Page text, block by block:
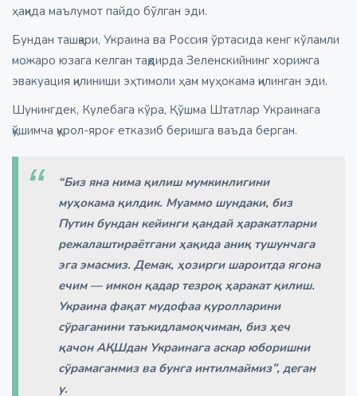
ҳақида маълумот пайдо бўлган эди.
Бундан ташқари, Украина ва Россия ўртасида кенг кўламли
можаро юзага келган тақдирда Зеленскийнинг хорижга
эвакуация қилиниши эҳтимоли ҳам муҳокама қилинган эди.
Шунингдек, Кулебага кўра, Қўшма Штатлар Украинага
қўшимча қурол-яроғ етказиб беришга ваъда берган.
“Биз яна нима қилиш мумкинлигини
муҳокама қилдик. Муаммо шундаки, биз
Путин бундан кейинги қандай ҳаракатларни
режалаштираётгани ҳақида аниқ тушунчага
эга эмасмиз. Демак, ҳозирги шароитда ягона
ечим — имкон қадар тезроқ ҳаракат қилиш.
Украина фақат мудофаа қуролларини
сўраганини таъкидламоқчиман, биз ҳеч
қачон АҚШдан Украинага аскар юборишни
сўрамаганмиз ва бунга интилмаймиз”, деган
у.